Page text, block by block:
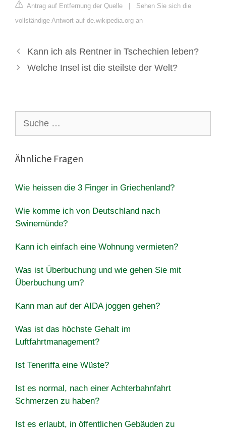
Antrag auf Entfernung der Quelle | Sehen Sie sich die
vollständige Antwort auf de.wikipedia.org an
Kann ich als Rentner in Tschechien leben?
Welche Insel ist die steilste der Welt?
nach:
Ähnliche Fragen
Wie heissen die 3 Finger in Griechenland?
Wie komme ich von Deutschland nach
Swinemünde?
Kann ich einfach eine Wohnung vermieten?
Was ist Überbuchung und wie gehen Sie mit
Überbuchung um?
Kann man auf der AIDA joggen gehen?
Was ist das höchste Gehalt im
Luftfahrtmanagement?
Ist Teneriffa eine Wüste?
Ist es normal, nach einer Achterbahnfahrt
Schmerzen zu haben?
Ist es erlaubt, in öffentlichen Gebäuden zu